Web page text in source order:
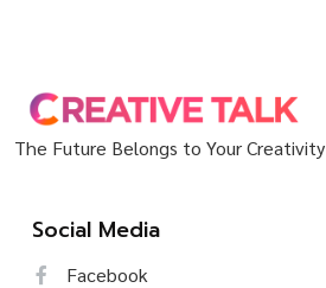
The Future Belongs to Your Creativity
Social Media
Facebook